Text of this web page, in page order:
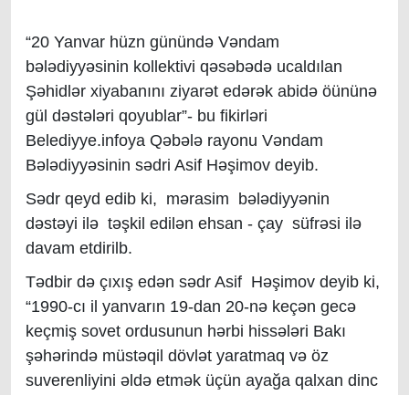
“20 Yanvar hüzn günündə Vəndam
bələdiyyəsinin kollektivi qəsəbədə ucaldılan
Şəhidlər xiyabanını ziyarət edərək abidə öününə
gül dəstə ləri qoyublar”- bu fikirləri
Belediyye.infoya Qəbələ rayonu Vəndam
Bələdiyyəsinin sədri Asif Həşimov deyib.
Sədr qeyd edib ki, mərasim bələdiyyənin
dəstəyi ilə təşkil edilən ehsan - çay süfrəsi ilə
davam etdirilb.
Tədbir də çıxış edən sədr Asif Həşimov deyib ki,
“1990-cı il yanvarın 19-dan 20-nə keçən gecə
keçmiş sovet ordusunun hərbi hissələri Bakı
şəhərində müstəqil dövlət yaratmaq və öz
suverenliyini əldə etmək üçün ayağa qalxan dinc